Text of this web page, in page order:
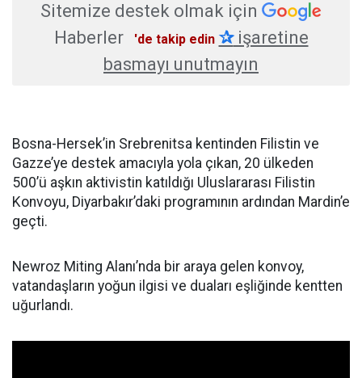
Sitemize destek olmak için
Haberler
'de takip edin ✰işaretine
basmayı unutmayın
Bosna-Hersek’in Srebrenitsa kentinden Filistin ve
Gazze’ye destek amacıyla yola çıkan, 20 ülkeden
500’ü aşkın aktivistin katıldığı Uluslararası Filistin
Konvoyu, Diyarbakır’daki programının ardından Mardin’e
geçti.
Newroz Miting Alanı’nda bir araya gelen konvoy,
vatandaşların yoğun ilgisi ve duaları eşliğinde kentten
uğurlandı.